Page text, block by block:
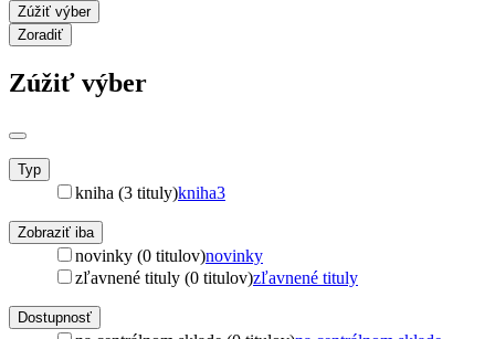
Zúžiť výber
Zoradiť
Zúžiť výber
Typ
kniha (3 tituly)kniha3
Zobraziť iba
novinky (0 titulov)novinky
zľavnené tituly (0 titulov)zľavnené tituly
Dostupnosť